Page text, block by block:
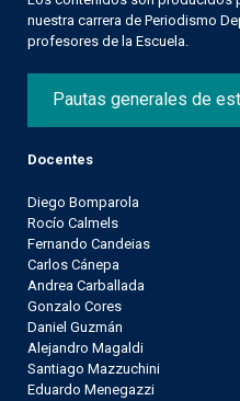
nuestra carrera de Periodismo
profesores de la Escuela.
Pautas generales de
Docentes
Diego Bomparola
Rocío Calmels
Fernando Candeias
Carlos Cánepa
Andrea Carballada
Gonzalo Cores
Daniel Guzmán
Alejandro Magaldi
Santiago Mazzuchini
Eduardo Menegazzi